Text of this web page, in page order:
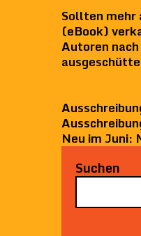
Sollten
(eBook)
Autoren
Categories
Post
navigation
Neu im Juni:
Suchen